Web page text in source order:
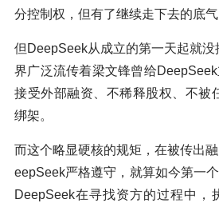
分控制权，但有了继续走下去的底气
但DeepSeek从成立的第一天起就
界广泛流传着梁文锋曾给DeepSeek
接受外部融资、不稀释股权、不被
绑架。
而这个略显硬核的规矩，在被传出
eepSeek严格遵守，就算如今第一
DeepSeek在寻找资方的过程中，